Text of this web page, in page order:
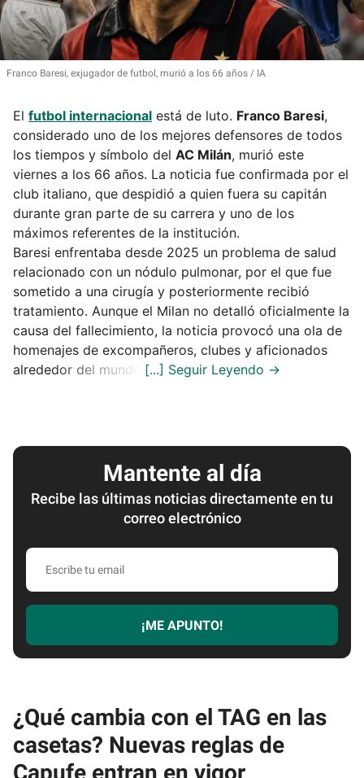
Franco Baresi, exjugador de futbol, murió a los 66 años IA
El futbol internacional está de luto. Franco Baresi,
considerado uno de los mejores defensores de todos
los tiempos y símbolo del AC Milán, murió este
viernes a los 66 años. La noticia fue confirmada por el
club italiano, que despidió a quien fuera su capitán
durante gran parte de su carrera y uno de los
máximos referentes de la institución.
Baresi enfrentaba desde 2025 un problema de salud
relacionado con un nódulo pulmonar, por el que fue
sometido a una cirugía y posteriormente recibió
tratamiento. Aunque el Milan no detalló oficialmente la
causa del fallecimiento, la noticia provocó una ola de
homenajes de excompañeros, clubes y aficionados
alrededor del mundo.
Mantente al día
Recibe las últimas noticias directamente en tu
correo electrónico
Escribe
email
¡ME APUNTO!
¿Qué cambia con el TAG en las
casetas? Nuevas reglas de